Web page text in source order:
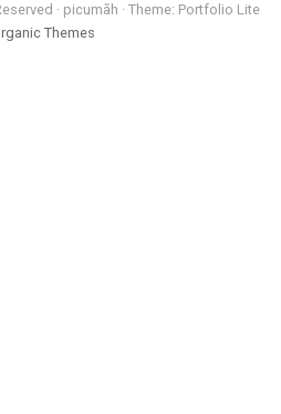
· picumãh · Theme: Portfolio Lite
Themes